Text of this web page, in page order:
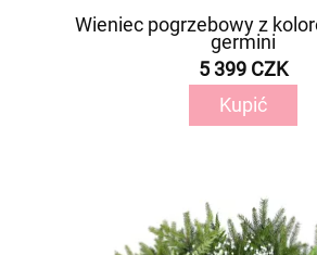
Wieniec pogrzebowy z
germini
5 399 CZK
Kupić